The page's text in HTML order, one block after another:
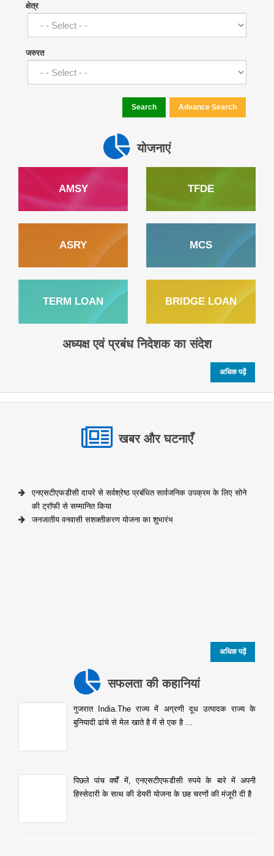
क्षेत्र
जरुरत
Search Advance Search
योजनाएं
AMSY TFDE
ASRY MCS
TERM LOAN BRIDGE LOAN
अध्यक्ष एवं प्रबंध निदेशक का संदेश
अधिक पढ़ें
खबर और घटनाएँ
एनएसटीएफडीसी दायरे से सर्वश्रेष्ठ प्रबंधित सार्वजनिक उपक्रम के लिए सोने
की ट्रॉफी से सम्मानित किया
जनजातीय वनवासी सशक्तीकरण योजना का शुभारंभ
अधिक पढ़ें
सफलता की कहानियां
गुजरात India.The राज्य में अग्रणी दूध उत्पादक राज्य के
बुनियादी ढांचे से मेल खाते है में से एक है ...
पिछले पांच वर्षों में, एनएसटीएफडीसी रुपये के बारे में अपनी
हिस्सेदारी के साथ की डेयरी योजना के छह चरणों की मंजूरी दी है